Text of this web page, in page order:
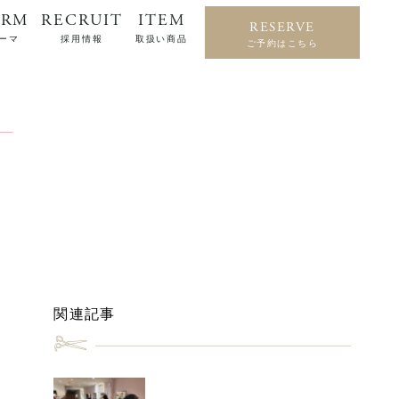
マ
RECRUIT
採用情報
ITEM
取扱い商品
RESERVE
ご予約はこちら
関連記事